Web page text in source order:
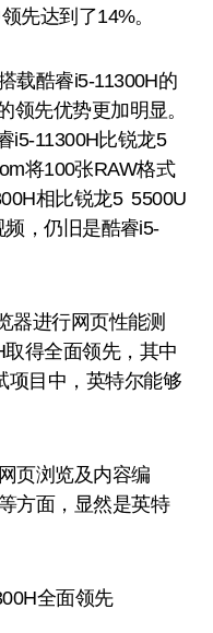
先达到了14%。
酷睿i5-11300H的
领先优势更加明显。
i5-11300H比锐龙5
将100张RAW格式
相比锐龙5 5500U
，仍旧是酷睿i5-
进行网页性能测
得全面领先，其中
项目中，英特尔能够
浏览及内容编
方面，显然是英特
全面领先